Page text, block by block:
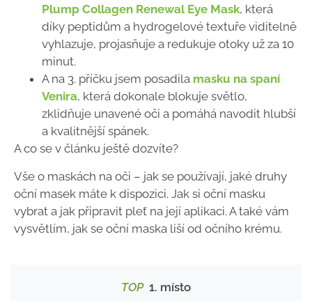
Plump Collagen Renewal Eye Mask, která
díky peptidům a hydrogelové textuře viditelně
vyhlazuje, projasňuje a redukuje otoky už za 10
minut.
A na 3. příčku jsem posadila masku na spaní
Venira, která dokonale blokuje světlo,
zklidňuje unavené oči a pomáhá navodit hlubší
a kvalitnější spánek.
A co se v článku ještě dozvíte?
Vše o maskách na oči – jak se používají, jaké druhy
oční masek máte k dispozici. Jak si oční masku
vybrat a jak připravit pleť na její aplikaci. A také vám
vysvětlím, jak se oční maska liší od očního krému.
TOP1. místo